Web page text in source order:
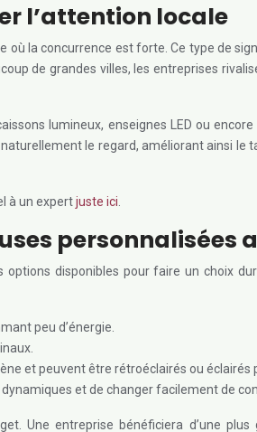
l’attention locale
la concurrence est forte. Ce type de
de grandes villes, les entreprises
lumineux, enseignes LED ou
le regard, améliorant ainsi
à un expertjuste ici
personnalisées
disponibles pour faire un choix
peu d’énergie.
et peuvent être rétroéclairés ou éclairés
et de changer facilement de
Une entreprise bénéficiera d’une